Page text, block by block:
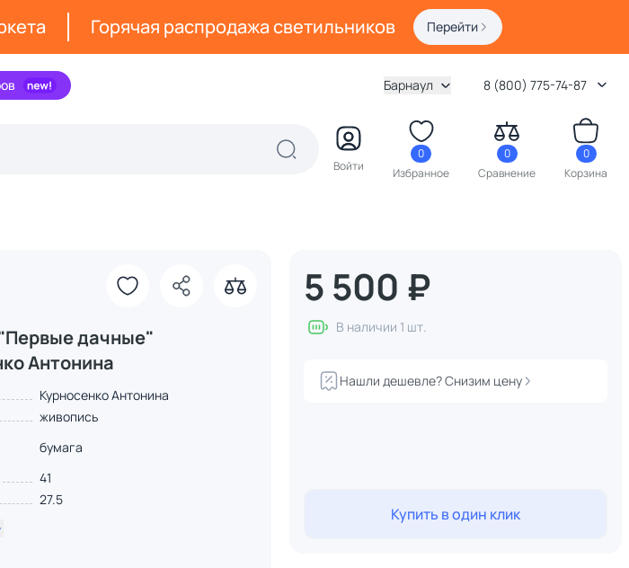
Горячая распродажа светильников Перейти
Барнаул 8 (800) 775-74-87
Войти
0
Избранное
0
Сравнение
0
Корзина
дачные"
Антонина
Курносенко Антонина
живопись
бумага
41
27.5
5 500 ₽
В наличии 1 шт.
Нашли дешевле? Снизим цену
Купить в один клик